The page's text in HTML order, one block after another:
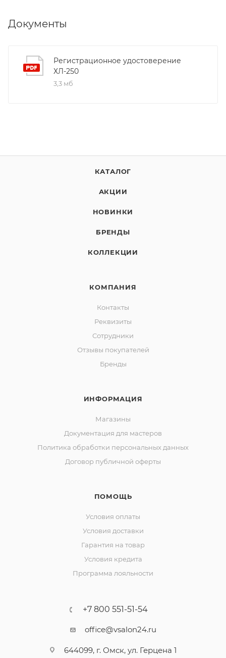
Документы
Регистрационное удостоверение
ХЛ-250
3,3 мб
КАТАЛОГ
АКЦИИ
НОВИНКИ
БРЕНДЫ
КОЛЛЕКЦИИ
КОМПАНИЯ
Контакты
Реквизиты
Сотрудники
Отзывы покупателей
Бренды
ИНФОРМАЦИЯ
Магазины
Документация для мастеров
Политика обработки персональных данных
Договор публичной оферты
ПОМОЩЬ
Условия оплаты
Условия доставки
Гарантия на товар
Условия кредита
Программа лояльности
+7 800 551-51-54
office@vsalon24.ru
644099, г. Омск, ул. Герцена 1